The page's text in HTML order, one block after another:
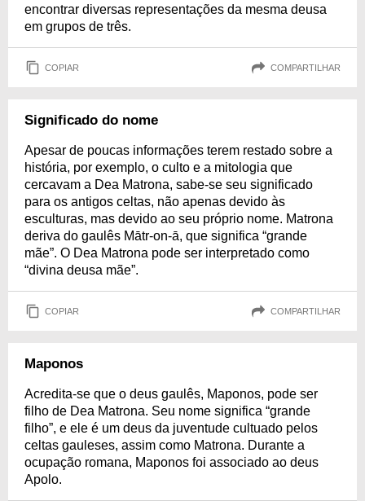
encontrar diversas representações da mesma deusa
em grupos de três.
COPIAR COMPARTILHAR
Significado do nome
Apesar de poucas informações terem restado sobre a
história, por exemplo, o culto e a mitologia que
cercavam a Dea Matrona, sabe-se seu significado
para os antigos celtas, não apenas devido às
esculturas, mas devido ao seu próprio nome. Matrona
deriva do gaulês Mātr-on-ā, que significa “grande
mãe”. O Dea Matrona pode ser interpretado como
“divina deusa mãe”.
COPIAR COMPARTILHAR
Maponos
Acredita-se que o deus gaulês, Maponos, pode ser
filho de Dea Matrona. Seu nome significa “grande
filho”, e ele é um deus da juventude cultuado pelos
celtas gauleses, assim como Matrona. Durante a
ocupação romana, Maponos foi associado ao deus
Apolo.